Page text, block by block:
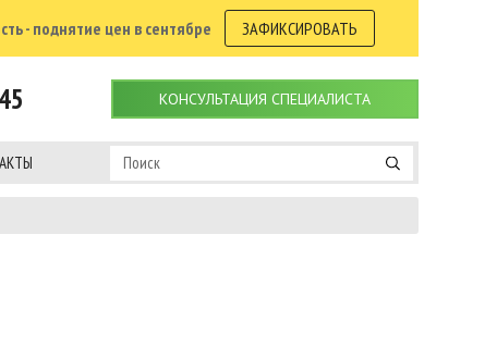
- поднятие цен в сентябре ЗАФИКСИРОВАТЬ
КОНСУЛЬТАЦИЯ СПЕЦИАЛИСТА